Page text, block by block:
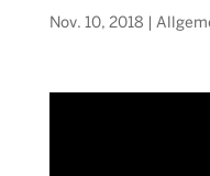
Nov. 10, 2018